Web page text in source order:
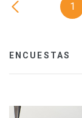
1
ENCUESTAS